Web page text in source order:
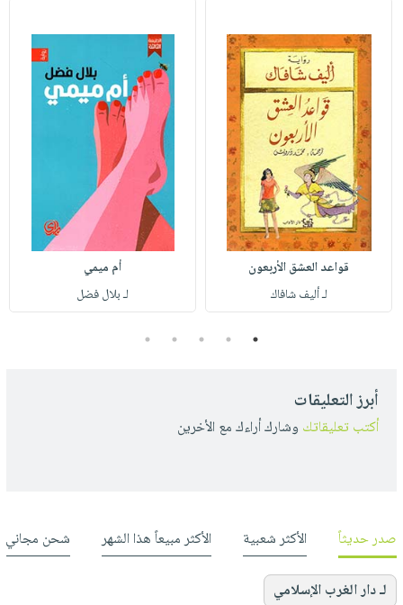
قواعد العشق الأربعون
لـ أليف شافاك
أم ميمي
لـ بلال فضل
1
2
3
4
5
أبرز التعليقات
أكتب تعليقاتك وشارك أراءك مع الأخرين
صدر حديثاً الأكثر شعبية الأكثر مبيعاً هذا الشهر شحن مجاني
لـ دار الغرب الإسلامي